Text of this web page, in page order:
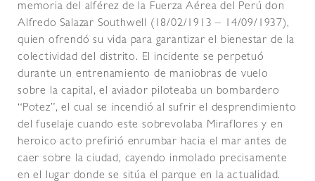
memoria del alférez de la Fuerza Aérea del Perú don
Alfredo Salazar Southwell (18/02/1913 – 14/09/1937),
quien ofrendó su vida para garantizar el bienestar de la
colectividad del distrito. El incidente se perpetuó
durante un entrenamiento de maniobras de vuelo
sobre la capital, el aviador piloteaba un bombardero
“Potez”, el cual se incendió al sufrir el desprendimiento
del fuselaje cuando este sobrevolaba Miraflores y en
heroico acto prefirió enrumbar hacia el mar antes de
caer sobre la ciudad, cayendo inmolado precisamente
en el lugar donde se sitúa el parque en la actualidad.